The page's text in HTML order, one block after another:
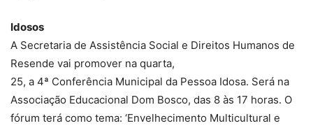
Idosos
A Secretaria de Assistência Social e Direitos Humanos de
Resende vai promover na quarta,
25, a 4ª Conferência Municipal da Pessoa Idosa. Será na
Associação Educacional Dom Bosco, das 8 às 17 horas. O
fórum terá como tema: ‘Envelhecimento Multicultural e